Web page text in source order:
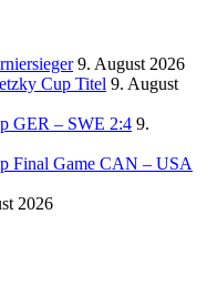
9. August 2026
Cup Titel 9. August
GER – SWE 2:4 9.
Final Game CAN – USA
2026